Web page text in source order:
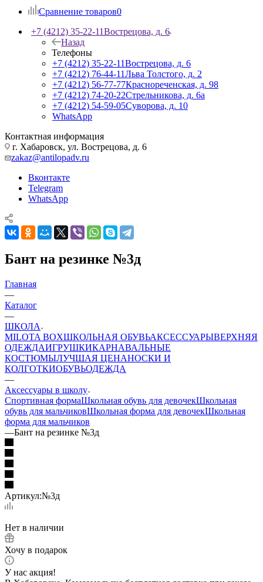
Сравнение товаров0
+7 (4212) 35-22-11Вострецова, д. 6
Назад
Телефоны
+7 (4212) 35-22-11Вострецова, д. 6
+7 (4212) 76-44-11Льва Толстого, д. 2
+7 (4212) 56-77-77Краснореченская, д. 98
+7 (4212) 74-20-22Стрельникова, д. 6а
+7 (4212) 54-59-05Суворова, д. 10
WhatsApp
Контактная информация
г. Хабаровск, ул. Вострецова, д. 6
zakaz@antilopadv.ru
Вконтакте
Telegram
WhatsApp
Бант на резинке №3д
Главная
—
Каталог
—
ШКОЛА
MILOTA BOXШКОЛЬНАЯ ОБУВЬАКСЕССУАРЫВЕРХНЯЯ
ОДЕЖДАИГРУШКИКАРНАВАЛЬНЫЕ
КОСТЮМЫЛУЧШАЯ ЦЕНАНОСКИ И
КОЛГОТКИОБУВЬОДЕЖДА
—
Аксессуары в школу
Спортивная формаШкольная обувь для девочекШкольная
обувь для мальчиковШкольная форма для девочекШкольная
форма для мальчиков
—Бант на резинке №3д
Артикул:№3д
Нет в наличии
Хочу в подарок
У нас акция!